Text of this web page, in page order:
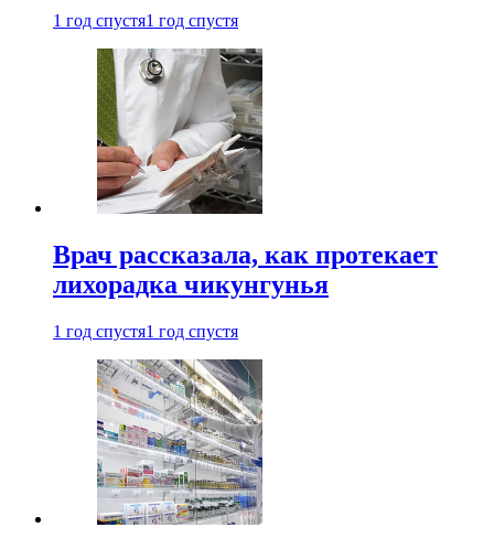
1 год спустя1 год спустя
Врач рассказала, как протекает
лихорадка чикунгунья
1 год спустя1 год спустя